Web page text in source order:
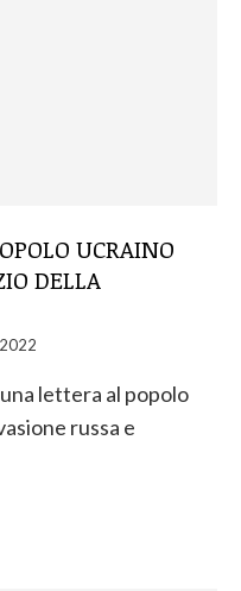
UCRAINO
DELLA
lettera al popolo
russa e